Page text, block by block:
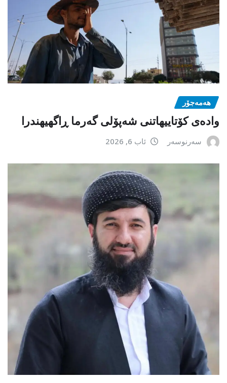
هەمەجۆر
وادەی کۆتاییهاتنی شەپۆلی گەرما ڕاگهیهندرا
سەرنوسەر ئاب 6, 2026